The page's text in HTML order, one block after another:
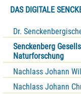
DAS DIGITALE
Dr.
Senckenberg
Naturforschung
Nachlass Johann
Nachlass Johann